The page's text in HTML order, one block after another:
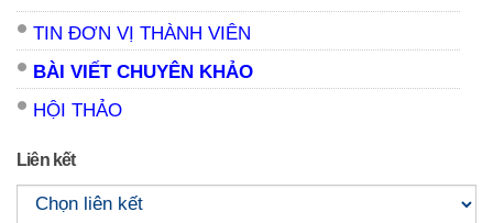
TIN ĐƠN VỊ THÀNH VIÊN
BÀI VIẾT CHUYÊN KHẢO
HỘI THẢO
Liên kết